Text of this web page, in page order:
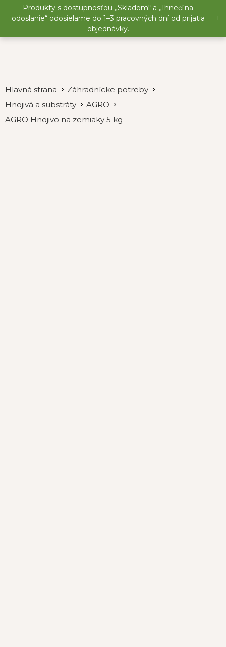
Produkty s dostupnosťou „Skladom“ a „Ihneď na
odoslanie“ odosielame do 1–3 pracovných dní od prijatia
objednávky.
Záhradnícke potreby
Hnojivá a substráty
AGRO
AGRO Hnojivo na zemiaky 5 kg